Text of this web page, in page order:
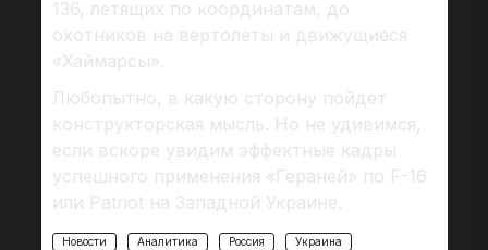
136, летящих по координатам, до
охотников на вертолеты и движущиеся
«Хаймарсы».
Любопытно, в какую сторону пойдет
конструкторская мысль. Но не удивимся,
если вскоре увидим эффектные кадры
успешного применения «Гераней» по F-16
или Patriot на Западной Украине.
Новости Аналитика Россия Украина